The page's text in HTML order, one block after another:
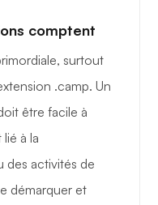
comptent
surtout
.camp. Un
être facile à
à la
des activités de
démarquer et